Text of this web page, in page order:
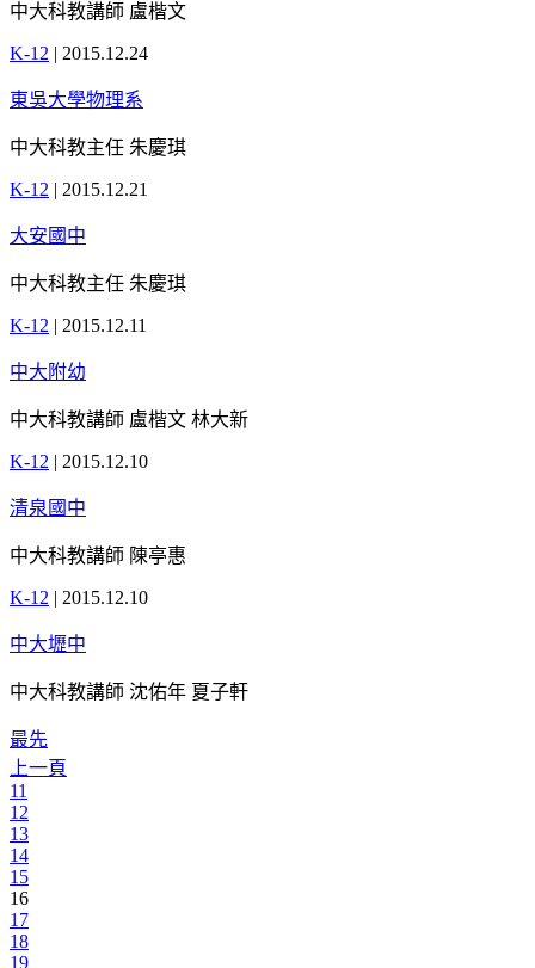
中大科教講師 盧楷文
K-12 | 2015.12.24
東吳大學物理系
中大科教主任 朱慶琪
K-12 | 2015.12.21
大安國中
中大科教主任 朱慶琪
K-12 | 2015.12.11
中大附幼
中大科教講師 盧楷文 林大新
K-12 | 2015.12.10
清泉國中
中大科教講師 陳亭惠
K-12 | 2015.12.10
中大壢中
中大科教講師 沈佑年 夏子軒
最先
上一頁
11
12
13
14
15
16
17
18
19